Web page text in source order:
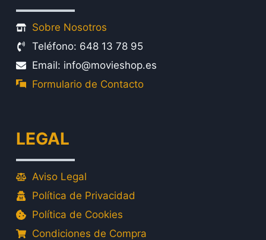
Sobre Nosotros
Teléfono: 648 13 78 95
Email: info@movieshop.es
Formulario de Contacto
LEGAL
Aviso Legal
Política de Privacidad
Política de Cookies
Condiciones de Compra